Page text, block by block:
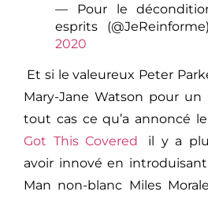
— Pour le
esprits
2020
Et si le valeureux Peter
Mary-Jane Watson pour un
tout cas ce qu’a annoncé
Got This Covered
il y a
avoir innové en
Man non-blanc Miles